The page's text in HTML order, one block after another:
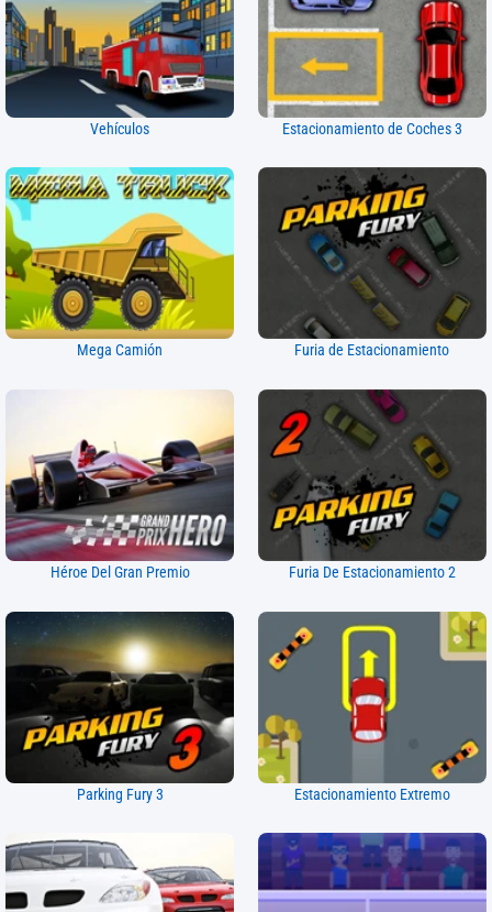
Vehículos Estacionamiento de Coches 3
Mega Camión Furia de Estacionamiento
Héroe Del Gran Premio Furia De Estacionamiento 2
Parking Fury 3 Estacionamiento Extremo